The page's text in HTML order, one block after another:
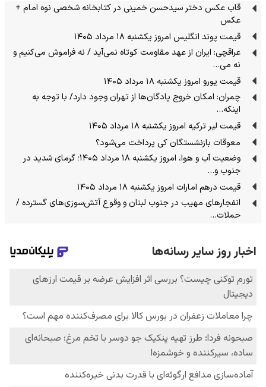
قاب عکس دختر سیدحسن خمینی در کتابخانه شخصی نوه امام +
عکس
قیمت پوند انگلیس امروز یکشنبه ۱۸ مرداد ۱۴۰۵
عراقچی: ایران از عهد مقاومت کوتاه نمی‌آید / نه فراموش می‌کنیم و
نه می…
قیمت یورو امروز یکشنبه ۱۸ مرداد ۱۴۰۵
چمران: امکان خروج پادگان‌ها از تهران وجود دارد/ با توجه به
اینکه…
قیمت لیر ترکیه امروز یکشنبه ۱۸ مرداد ۱۴۰۵
معوقات بازنشستگان کی پرداخت می‌شود؟
وضعیت آب و هوا، امروز یکشنبه ۱۸ مرداد ۱۴۰۵؛ گرمای شدید در
جنوب و…
قیمت درهم امارات امروز یکشنبه ۱۸ مرداد ۱۴۰۵
انفجارهای مهیب در جنوب لبنان و وقوع آتش‌سوزی‌های گسترده /
حملات…